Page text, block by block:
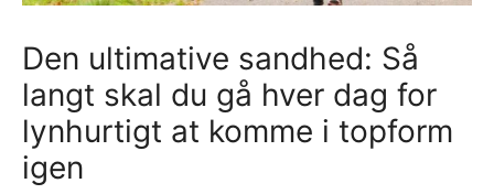
Den ultimative sandhed: Så
langt skal du gå hver dag for
lynhurtigt at komme i topform
igen